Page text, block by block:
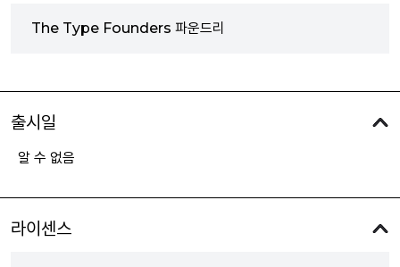
The Type Founders 파운드리
출시일
알 수 없음
라이센스